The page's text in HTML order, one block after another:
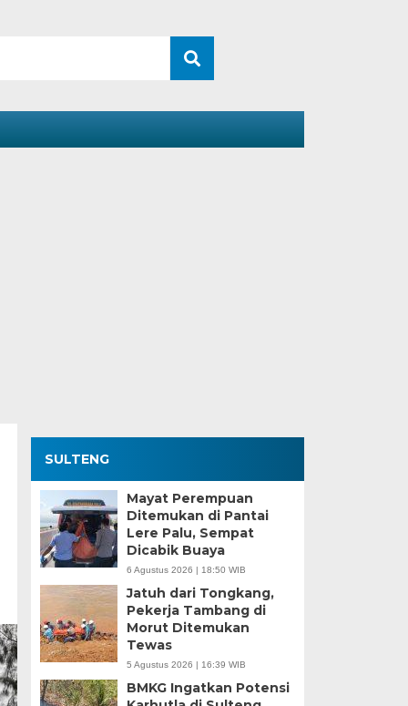
SULTENG
Mayat Perempuan
Ditemukan di Pantai
Lere Palu, Sempat
Dicabik Buaya
6 Agustus 2026 | 18:50 WIB
Jatuh dari Tongkang,
Pekerja Tambang di
Morut Ditemukan
Tewas
5 Agustus 2026 | 16:39 WIB
BMKG Ingatkan Potensi